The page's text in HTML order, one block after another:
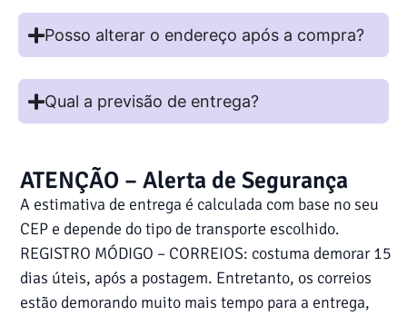
Posso alterar o endereço após a compra?
Qual a previsão de entrega?
ATENÇÃO – Alerta de Segurança
A estimativa de entrega é calculada com base no seu
CEP e depende do tipo de transporte escolhido.
REGISTRO MÓDIGO – CORREIOS: costuma demorar 15
dias úteis, após a postagem. Entretanto, os correios
estão demorando muito mais tempo para a entrega,